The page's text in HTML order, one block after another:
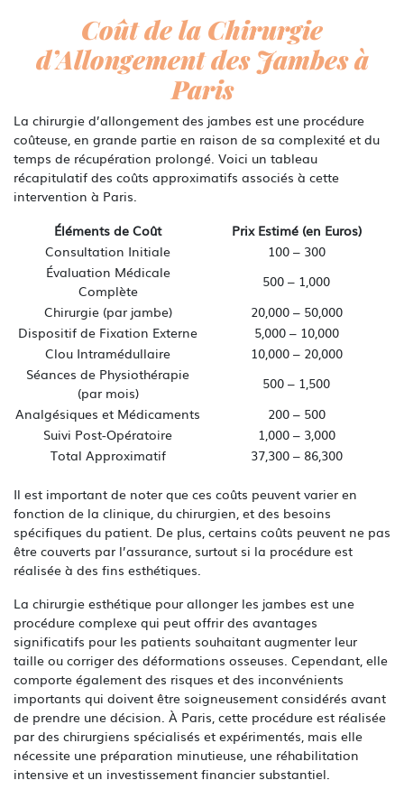
Coût de la Chirurgie
d’Allongement des Jambes à
Paris
La chirurgie d’allongement des jambes est une procédure
coûteuse, en grande partie en raison de sa complexité et du
temps de récupération prolongé. Voici un tableau
récapitulatif des coûts approximatifs associés à cette
intervention à Paris.
Éléments de Coût
Prix Estimé (en Euros)
Consultation Initiale
100 – 300
Évaluation Médicale
Complète
500 – 1,000
Chirurgie (par jambe)
20,000 – 50,000
Dispositif de Fixation Externe
5,000 – 10,000
Clou Intramédullaire
10,000 – 20,000
Séances de Physiothérapie
(par mois)
500 – 1,500
Analgésiques et Médicaments
200 – 500
Suivi Post-Opératoire
1,000 – 3,000
Total Approximatif
37,300 – 86,300
Il est important de noter que ces coûts peuvent varier en
fonction de la clinique, du chirurgien, et des besoins
spécifiques du patient. De plus, certains coûts peuvent ne pas
être couverts par l’assurance, surtout si la procédure est
réalisée à des fins esthétiques.
La chirurgie esthétique pour allonger les jambes est une
procédure complexe qui peut offrir des avantages
significatifs pour les patients souhaitant augmenter leur
taille ou corriger des déformations osseuses. Cependant, elle
comporte également des risques et des inconvénients
importants qui doivent être soigneusement considérés avant
de prendre une décision. À Paris, cette procédure est réalisée
par des chirurgiens spécialisés et expérimentés, mais elle
nécessite une préparation minutieuse, une réhabilitation
intensive et un investissement financier substantiel.